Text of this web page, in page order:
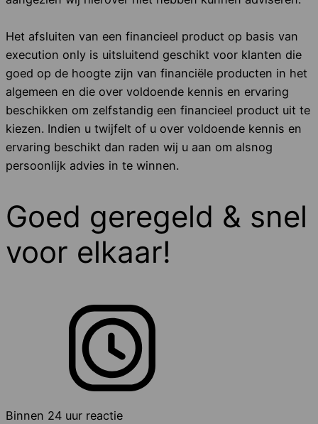
Het afsluiten van een financieel product op basis van
execution only is uitsluitend geschikt voor klanten die
goed op de hoogte zijn van financiële producten in het
algemeen en die over voldoende kennis en ervaring
beschikken om zelfstandig een financieel product uit te
kiezen. Indien u twijfelt of u over voldoende kennis en
ervaring beschikt dan raden wij u aan om alsnog
persoonlijk advies in te winnen.
Goed geregeld & snel
voor elkaar!
Binnen 24 uur reactie